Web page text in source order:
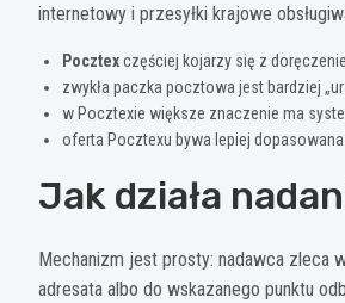
internetowy i przesyłki krajowe
Pocztexczęściej kojarzy się z
zwykła paczka pocztowa jest bardziej
w Pocztexie większe znaczenie ma
oferta Pocztexu bywa lepiej
Jak działa
Mechanizm jest prosty: nadawca zleca
adresata albo do wskazanego punktu